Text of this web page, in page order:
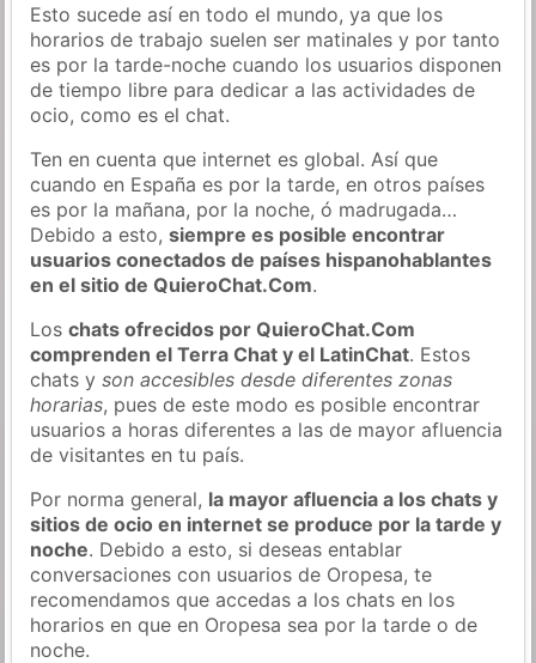
Esto sucede así en todo el mundo, ya que los
horarios de trabajo suelen ser matinales y por tanto
es por la tarde-noche cuando los usuarios disponen
de tiempo libre para dedicar a las actividades de
ocio, como es el chat.
Ten en cuenta que internet es global. Así que
cuando en España es por la tarde, en otros países
es por la mañana, por la noche, ó madrugada…
Debido a esto,siempre es posible encontrar
usuarios conectados de países hispanohablantes
en el sitio de QuieroChat.Com.
Loschats ofrecidos por QuieroChat.Com
comprenden el Terra Chat y el LatinChat. Estos
chats yson accesibles desde diferentes zonas
horarias, pues de este modo es posible encontrar
usuarios a horas diferentes a las de mayor afluencia
de visitantes en tu país.
Por norma general, la mayor afluencia a los chats y
sitios de ocio en internet se produce por la tarde y
noche. Debido a esto, si deseas entablar
conversaciones con usuarios de Oropesa, te
recomendamos que accedas a los chats en los
horarios en que en Oropesa sea por la tarde o de
noche.